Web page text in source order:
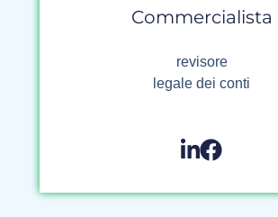
Commercialista
revisore
legale dei conti